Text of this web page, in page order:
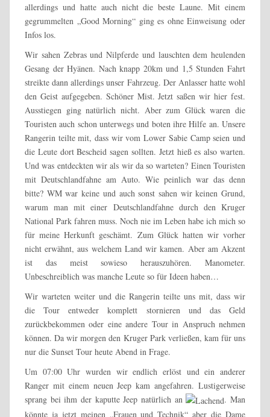
allerdings und hatte auch nicht die beste Laune. Mit einem
gegrummelten „Good Morning“ ging es ohne Einweisung oder
Infos los.
Wir sahen Zebras und Nilpferde und lauschten dem heulenden
Gesang der Hyänen. Nach knapp 20km und 1,5 Stunden Fahrt
streikte dann allerdings unser Fahrzeug. Der Anlasser hatte wohl
den Geist aufgegeben. Schöner Mist. Jetzt saßen wir hier fest.
Ausstiegen ging natürlich nicht. Aber zum Glück waren die
Touristen auch schon unterwegs und boten ihre Hilfe an. Unsere
Rangerin teilte mit, dass wir vom Lower Sabie Camp seien und
die Leute dort Bescheid sagen sollten. Jetzt hieß es also warten.
Und was entdeckten wir als wir da so warteten? Einen Touristen
mit Deutschlandfahne am Auto. Wie peinlich war das denn
bitte? WM war keine und auch sonst sahen wir keinen Grund,
warum man mit einer Deutschlandfahne durch den Kruger
National Park fahren muss. Noch nie im Leben habe ich mich so
für meine Herkunft geschämt. Zum Glück hatten wir vorher
nicht erwähnt, aus welchem Land wir kamen. Aber am Akzent
ist das meist sowieso herauszuhören. Manometer.
Unbeschreiblich was manche Leute so für Ideen haben…
Wir warteten weiter und die Rangerin teilte uns mit, dass wir
die Tour entweder komplett stornieren und das Geld
zurückbekommen oder eine andere Tour in Anspruch nehmen
können. Da wir morgen den Kruger Park verließen, kam für uns
nur die Sunset Tour heute Abend in Frage.
Um 07:00 Uhr wurden wir endlich erlöst und ein anderer
Ranger mit einem neuen Jeep kam angefahren. Lustigerweise
sprang bei ihm der kaputte Jeep natürlich an
. Man
könnte ja jetzt meinen „Frauen und Technik“ aber die Dame